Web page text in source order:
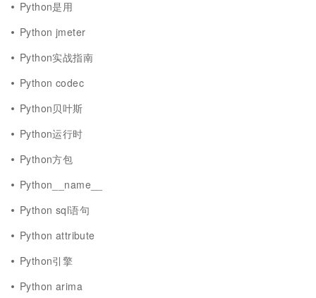
Python是用
Python jmeter
Python实战指南
Python codec
Python贝叶斯
Python运行时
Python方包
Python__name__
Python sql语句
Python attribute
Python引擎
Python arima